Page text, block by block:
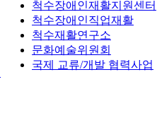
척수장애인재활지원센터
척수장애인직업재활
척수재활연구소
문화예술위원회
국제 교류/개발 협력사업